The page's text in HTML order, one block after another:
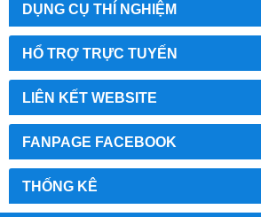
DỤNG CỤ THÍ NGHIỆM
HỔ TRỢ TRỰC TUYẾN
LIÊN KẾT WEBSITE
FANPAGE FACEBOOK
THỐNG KÊ